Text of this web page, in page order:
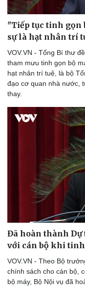
Sân khấu - Điện ảnh
Âm nhạc
Di sản
Tư vấn
Săn Tour
check-in
"Tiếp tục tinh gọn
sự là hạt nhân trí
VOV.VN - Tổng Bí thư
tham mưu tinh gọn bộ
hạt nhân trí tuệ, là bộ
đạo cơ quan nhà nước,
thay.
Đã hoàn thành Dự
với cán bộ khi
VOV.VN - Theo Bộ
chính sách cho cán bộ,
bộ máy, Bộ Nội vụ đã